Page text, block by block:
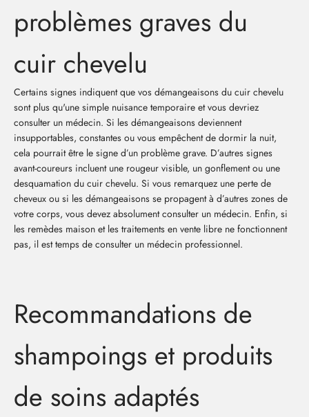
problèmes graves du
cuir chevelu
Certains signes indiquent que vos démangeaisons du cuir chevelu
sont plus qu'une simple nuisance temporaire et vous devriez
consulter un médecin. Si les démangeaisons deviennent
insupportables, constantes ou vous empêchent de dormir la nuit,
cela pourrait être le signe d’un problème grave. D’autres signes
avant-coureurs incluent une rougeur visible, un gonflement ou une
desquamation du cuir chevelu. Si vous remarquez une perte de
cheveux ou si les démangeaisons se propagent à d’autres zones de
votre corps, vous devez absolument consulter un médecin. Enfin, si
les remèdes maison et les traitements en vente libre ne fonctionnent
pas, il est temps de consulter un médecin professionnel.
Recommandations de
shampoings et produits
de soins adaptés